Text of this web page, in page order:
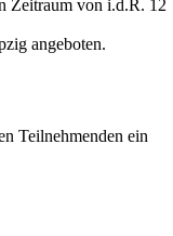
Zeitraum von i.d.R. 12
angeboten.
Teilnehmenden ein